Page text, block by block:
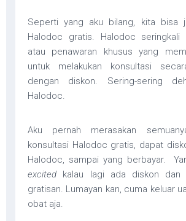
Seperti yang aku bilang, kita bisa
Halodoc gratis. Halodoc seringkali
atau penawaran khusus yang
untuk melakukan konsultasi
dengan diskon. Sering-sering
Halodoc.
Aku pernah merasakan
konsultasi Halodoc gratis, dapat
Halodoc, sampai yang berbayar.
excited kalau lagi ada diskon dan
gratisan. Lumayan kan, cuma keluar
obat aja.